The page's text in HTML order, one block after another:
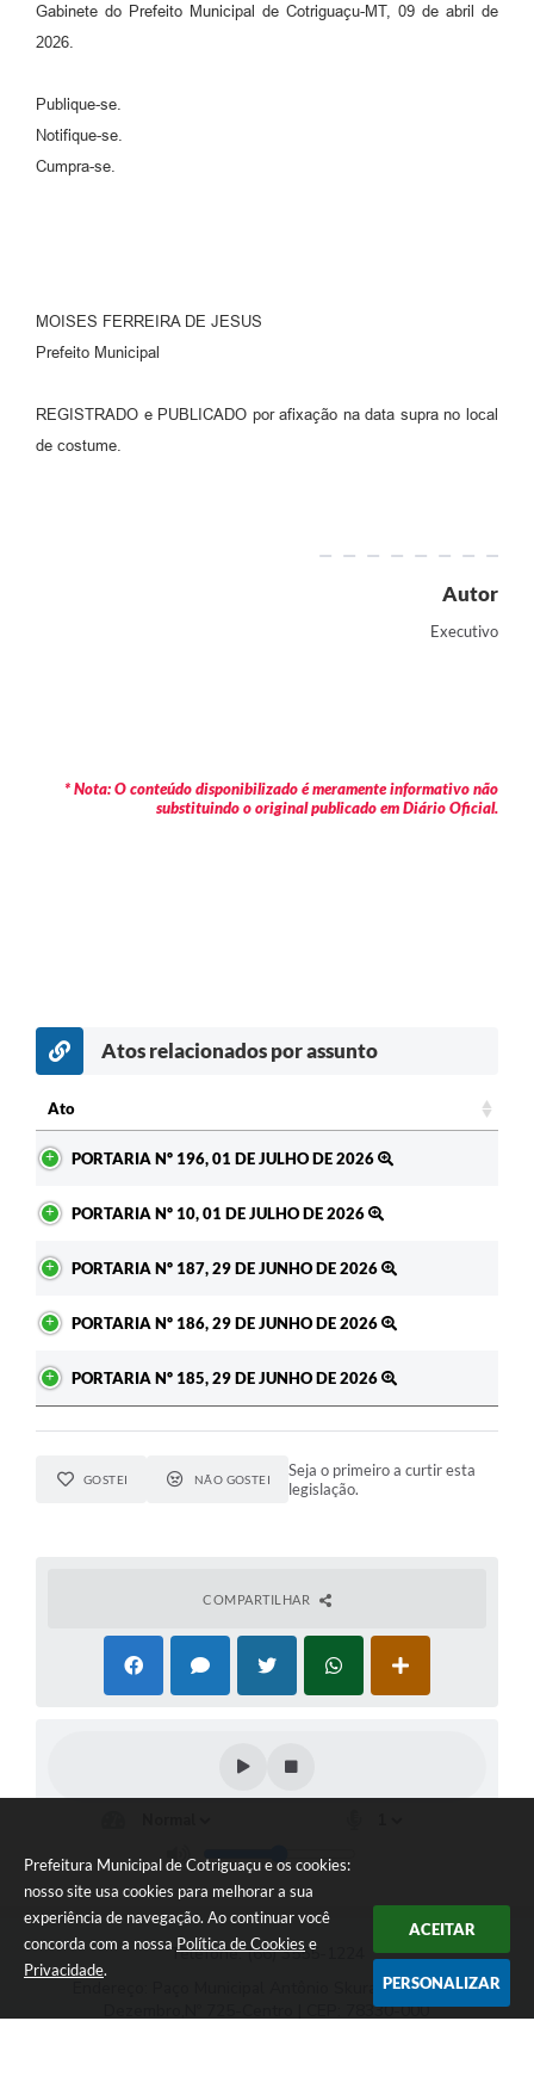
Prefeitura Municipal de Cotriguaçu e os cookies:
nosso site usa cookies para melhorar a sua
experiência de navegação. Ao continuar você
concorda com a nossa Política de Cookies e
Privacidade.
ACEITAR
PERSONALIZAR
Gabinete do Prefeito Municipal de Cotriguaçu-MT, 09 de abril de
2026.
Publique-se.
Notifique-se.
Cumpra-se.
MOISES FERREIRA DE JESUS
Prefeito Municipal
REGISTRADO e PUBLICADO por afixação na data supra no local
de costume.
Autor
Executivo
* Nota: O conteúdo disponibilizado é meramente informativo não
substituindo o original publicado em Diário Oficial.
Atos relacionados por assunto
Ato
PORTARIA Nº 196, 01 DE JULHO DE 2026
PORTARIA Nº 10, 01 DE JULHO DE 2026
PORTARIA Nº 187, 29 DE JUNHO DE 2026
PORTARIA Nº 186, 29 DE JUNHO DE 2026
PORTARIA Nº 185, 29 DE JUNHO DE 2026
GOSTEI NÃO GOSTEI
Seja o primeiro a curtir esta
legislação.
COMPARTILHAR
Telefone: (66) 3555-1224
Endereço: Paço Municipal Antônio Skura - Av 20 de
Dezembro,Nº 725-Centro | CEP: 78330-000